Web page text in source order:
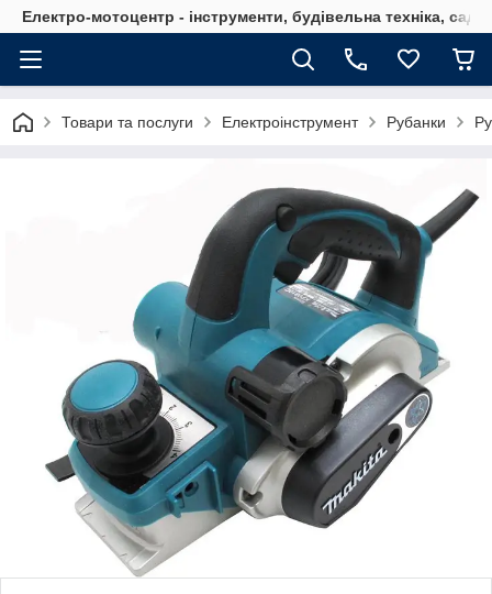
Електро-мотоцентр - інструменти, будівельна техніка,
Товари та послуги Електроінструмент Рубанки